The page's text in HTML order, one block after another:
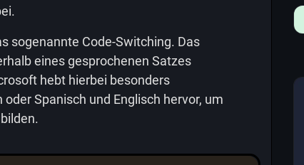
sogenannte Code-Switching. Das
eines gesprochenen Satzes
hebt hierbei besonders
Spanisch und Englisch hervor, um